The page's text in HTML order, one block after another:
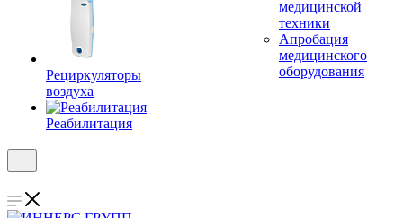
Рециркуляторы
воздуха
Реабилитация
медицинской
техники
Апробация
медицинского
оборудования